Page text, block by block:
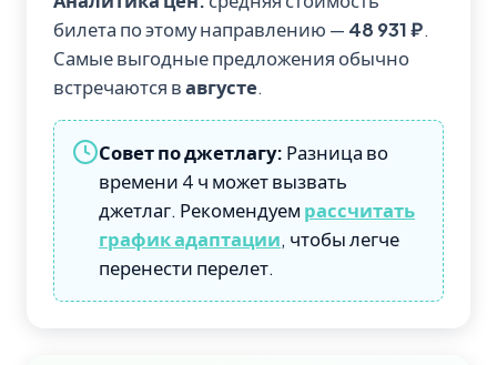
билета по этому направлению — 48 931 ₽.
Самые выгодные предложения обычно
встречаются вавгусте.
Совет по джетлагу: Разница во
времени 4 ч может вызвать
джетлаг. Рекомендуем рассчитать
график адаптации, чтобы легче
перенести перелет.